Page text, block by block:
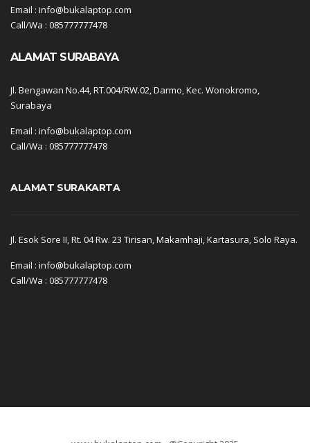
Email : info@bukalaptop.com
Call/Wa : 085777777478
ALAMAT SURABAYA
Jl. Bengawan No.44, RT.004/RW.02, Darmo, Kec. Wonokromo,
Surabaya
Email : info@bukalaptop.com
Call/Wa : 085777777478
ALAMAT SURAKARTA
Jl. Esok Sore II, Rt. 04 Rw. 23 Tirisan, Makamhaji, Kartasura, Solo Raya.
Email : info@bukalaptop.com
Call/Wa : 085777777478